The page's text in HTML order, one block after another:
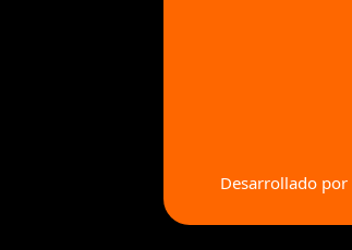
Desarrollado por